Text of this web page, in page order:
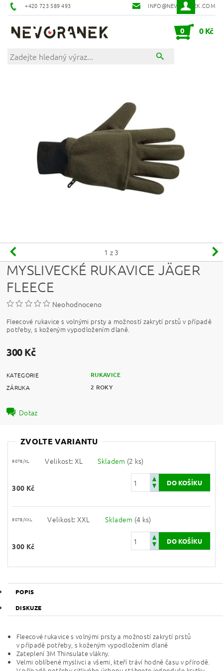
+420 723 589 493 INFO@NEVORANEK.COM
0 0 Kč
1 z 3
MYSLIVECKÉ RUKAVICE JÄGER
FLEECE
Neohodnoceno
Fleecové rukavice s volnými prsty a možností zakrytí prstů v případě
potřeby, s koženým vypodložením dlaně.
300 Kč
KATEGORIE RUKAVICE
ZÁRUKA 2 ROKY
Dotaz
ZVOLTE VARIANTU
9078/XL Velikost: XL Skladem (2 ks)
300 Kč
9078/XXL Velikost: XXL Skladem (4 ks)
300 Kč
POPIS
DISKUZE
Fleecové rukavice s volnými prsty a možností zakrytí prstů
v případě potřeby, s koženým vypodložením dlaně
Zateplení 3M Thinsulate vlákny.
Velmi oblíbené myslivci a všemi, kteří tráví hodně času v přírodě.